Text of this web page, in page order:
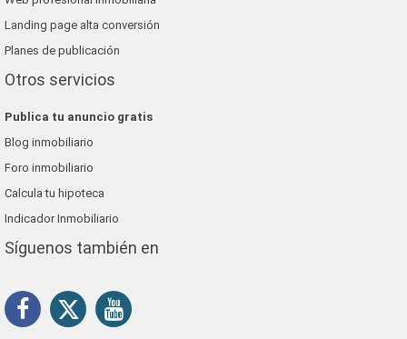
Landing page alta conversión
Planes de publicación
Otros servicios
Publica tu anuncio gratis
Blog inmobiliario
Foro inmobiliario
Calcula tu hipoteca
Indicador Inmobiliario
Síguenos también en